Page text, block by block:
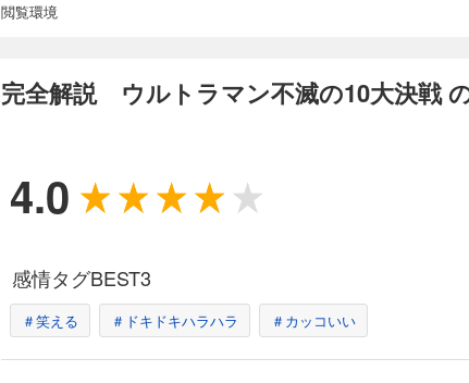
閲覧環境
完全解説 ウルトラマン不滅の10大決戦
4.0
感情タグBEST3
＃笑える ＃ドキドキハラハラ ＃カッコいい